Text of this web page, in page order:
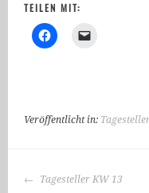
TEILEN MIT:
Veröffentlicht in:
BEITRAGS-
Tagesteller KW 13